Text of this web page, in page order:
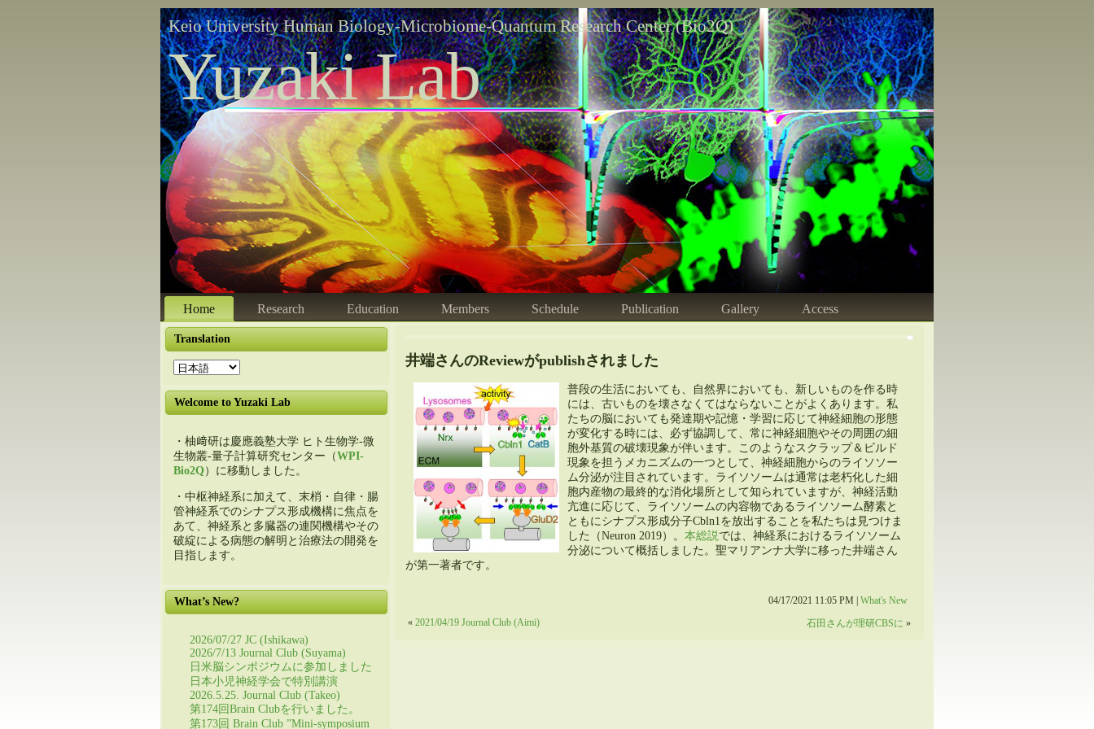
Keio University Human Biology-Microbiome-Quantum Research Center (Bio2Q)
Yuzaki Lab
Home Research Education Members Schedule Publication Gallery Access
Translation
Welcome to Yuzaki Lab
・柚﨑研は慶應義塾大学 ヒト生物学-微
生物叢-量子計算研究センター（WPI-
Bio2Q）に移動しました。
・中枢神経系に加えて、末梢・自律・腸
管神経系でのシナプス形成機構に焦点を
あて、神経系と多臓器の連関機構やその
破綻による病態の解明と治療法の開発を
目指します。
What’s New?
2026/07/27 JC (Ishikawa)
2026/7/13 Journal Club (Suyama)
日米脳シンポジウムに参加しました
日本小児神経学会で特別講演
2026.5.25. Journal Club (Takeo)
第174回Brain Clubを行いました。
第173回 Brain Club ”Mini-symposium
井端さんのReviewがpublishされました
普段の生活においても、自然界においても、新しいものを作る時
には、古いものを壊さなくてはならないことがよくあります。私
たちの脳においても発達期や記憶・学習に応じて神経細胞の形態
が変化する時には、必ず協調して、常に神経細胞やその周囲の細
胞外基質の破壊現象が伴います。このようなスクラップ＆ビルド
現象を担うメカニズムの一つとして、神経細胞からのライソソー
ム分泌が注目されています。ライソソームは通常は老朽化した細
胞内産物の最終的な消化場所として知られていますが、神経活動
亢進に応じて、ライソソームの内容物であるライソソーム酵素と
ともにシナプス形成分子Cbln1を放出することを私たちは見つけま
した（Neuron 2019）。 本総説 では、神経系におけるライソソーム
分泌について概括しました。聖マリアンナ大学に移った井端さん
が第一著者です。
04/17/2021 11:05 PM |What's New
« 2021/04/19 Journal Club (Aimi) 石田さんが理研CBSに »